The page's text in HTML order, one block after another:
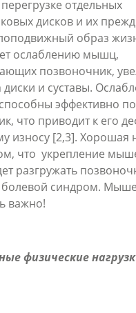
отдельных
дисков и их
образ
ослаблению мышц,
позвоночник,
диски и суставы.
эффективно
что приводит к его
износу [2,3]. Хорошая
что укрепление
разгружать
синдром.
важно!
физические